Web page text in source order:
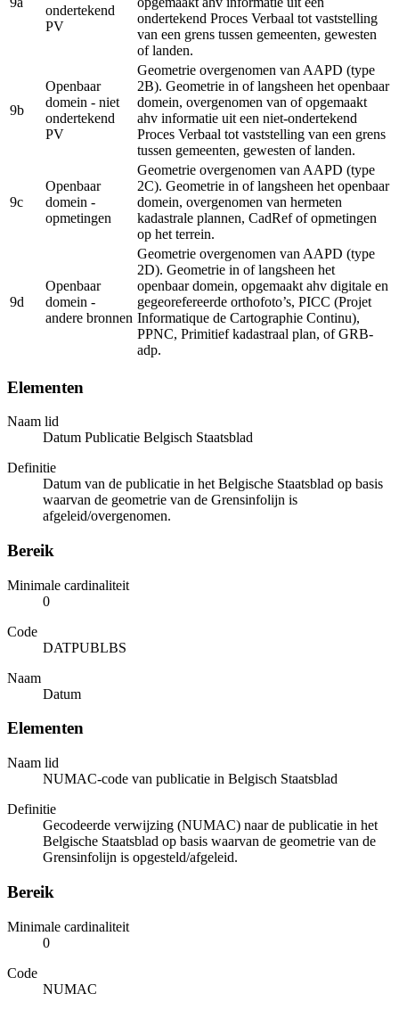
ondertekend
PV
ondertekend Proces Verbaal tot vaststelling
van een grens tussen gemeenten, gewesten
of landen.
9b
Openbaar
domein - niet
ondertekend
PV
Geometrie overgenomen van AAPD (type
2B). Geometrie in of langsheen het openbaar
domein, overgenomen van of opgemaakt
ahv informatie uit een niet-ondertekend
Proces Verbaal tot vaststelling van een grens
tussen gemeenten, gewesten of landen.
9c
Openbaar
domein -
opmetingen
Geometrie overgenomen van AAPD (type
2C). Geometrie in of langsheen het openbaar
domein, overgenomen van hermeten
kadastrale plannen, CadRef of opmetingen
op het terrein.
9d
Openbaar
domein -
andere bronnen
Geometrie overgenomen van AAPD (type
2D). Geometrie in of langsheen het
openbaar domein, opgemaakt ahv digitale en
gegeorefereerde orthofoto’s, PICC (Projet
Informatique de Cartographie Continu),
PPNC, Primitief kadastraal plan, of GRB-
adp.
Elementen
Naam lid
Datum Publicatie Belgisch Staatsblad
Definitie
Datum van de publicatie in het Belgische Staatsblad op basis
waarvan de geometrie van de Grensinfolijn is
afgeleid/overgenomen.
Bereik
Minimale cardinaliteit
0
Code
DATPUBLBS
Naam
Datum
Elementen
Naam lid
NUMAC-code van publicatie in Belgisch Staatsblad
Definitie
Gecodeerde verwijzing (NUMAC) naar de publicatie in het
Belgische Staatsblad op basis waarvan de geometrie van de
Grensinfolijn is opgesteld/afgeleid.
Bereik
Minimale cardinaliteit
0
Code
NUMAC